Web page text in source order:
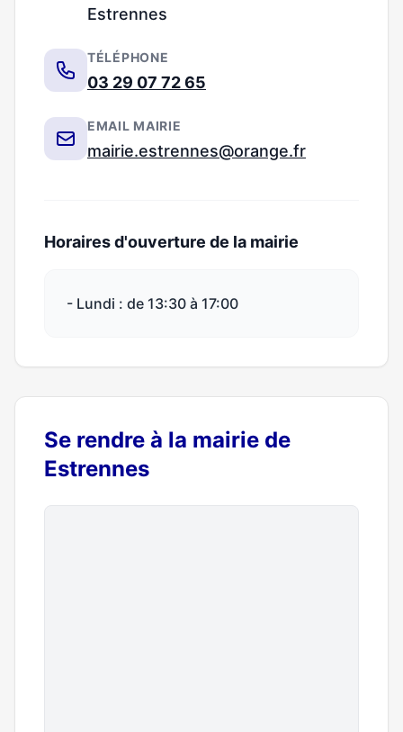
Estrennes
TÉLÉPHONE
03 29 07 72 65
EMAIL MAIRIE
mairie.estrennes@orange.fr
Horaires d'ouverture de la mairie
- Lundi : de 13:30 à 17:00
Se rendre à la mairie de
Estrennes